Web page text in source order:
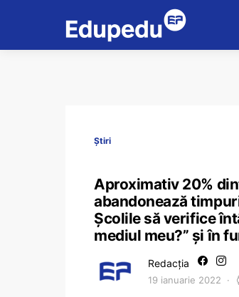
Știri
Aproximativ 20%
abandonează
Școlile să verifice
mediul meu?” și în
Redacția
19 ianuarie 2022